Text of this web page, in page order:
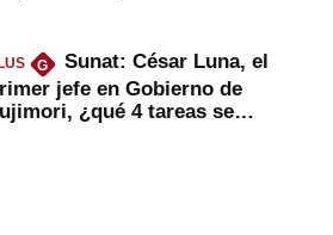
G
Sunat: César Luna, el
jefe en Gobierno de
¿qué 4 tareas se